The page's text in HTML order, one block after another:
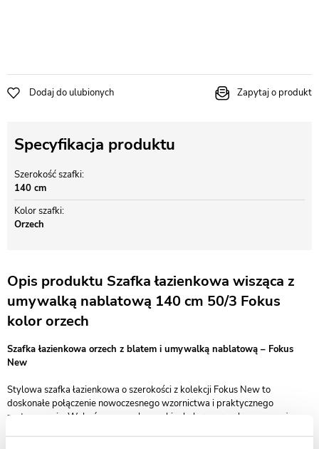
Dodaj do ulubionych Zapytaj o produkt
Specyfikacja produktu
Szerokość szafki
140 cm
Kolor szafki
Orzech
Opis produktu Szafka łazienkowa wisząca z
umywalką nablatową 140 cm 50/3 Fokus
kolor orzech
Szafka łazienkowa orzech z blatem i umywalką nablatową – Fokus
New
Stylowa szafka łazienkowa o szerokości z kolekcji Fokus New to
doskonałe połączenie nowoczesnego wzornictwa i praktycznego
zastosowania. Wykończona w eleganckim kolorze orzecha, wyposażona